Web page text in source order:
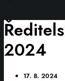
2024
17. 8. 2024